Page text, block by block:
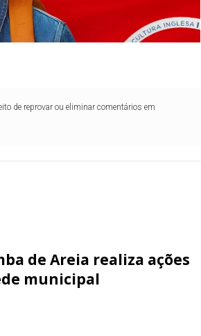
de reprovar ou eliminar comentários em
de Areia realiza ações
municipal